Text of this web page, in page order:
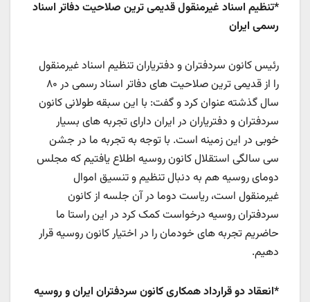
*تنظیم اسناد غیرمنقول قدیمی ترین صلاحیت دفاتر اسناد
رسمی ایران
رئیس کانون سردفتران و دفتریاران تنظیم اسناد غیرمنقول
را از قدیمی ترین صلاحیت های دفاتر اسناد رسمی در ۸۰
سال گذشته عنوان کرد و گفت: با این سبقه طولانی کانون
سردفتران و دفتریاران در ایران دارای تجربه های بسیار
خوبی در این زمینه است. با توجه به تجربه ما در جشن
سی سالگی استقلال کانون روسیه اطلاع یافتیم که مجلس
دومای روسیه هم به دنبال تنظیم و تنسیق اموال
غیرمنقول است، ریاست دوما در آن جلسه از کانون
سردفتران روسیه درخواست کمک کرد در این راستا ما
حاضریم تجربه های خودمان را در اختیار کانون روسیه قرار
دهیم.
*انعقاد دو قرارداد همکاری کانون سردفتران ایران و روسیه